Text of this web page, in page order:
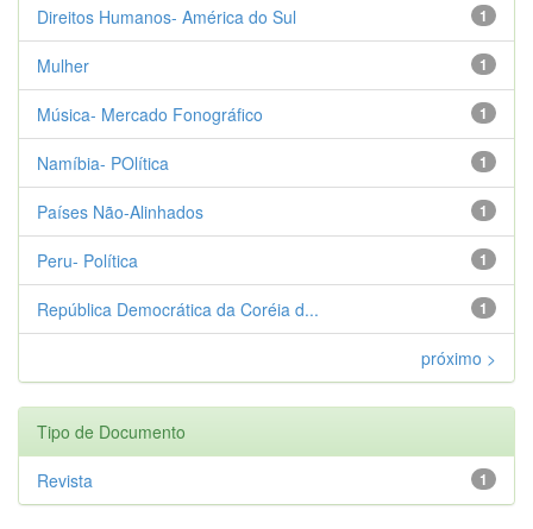
1
Direitos Humanos- América do Sul
1
Mulher
1
Música- Mercado Fonográfico
1
Namíbia- POlítica
1
Países Não-Alinhados
1
Peru- Política
1
República Democrática da Coréia d...
próximo >
Tipo de Documento
1
Revista